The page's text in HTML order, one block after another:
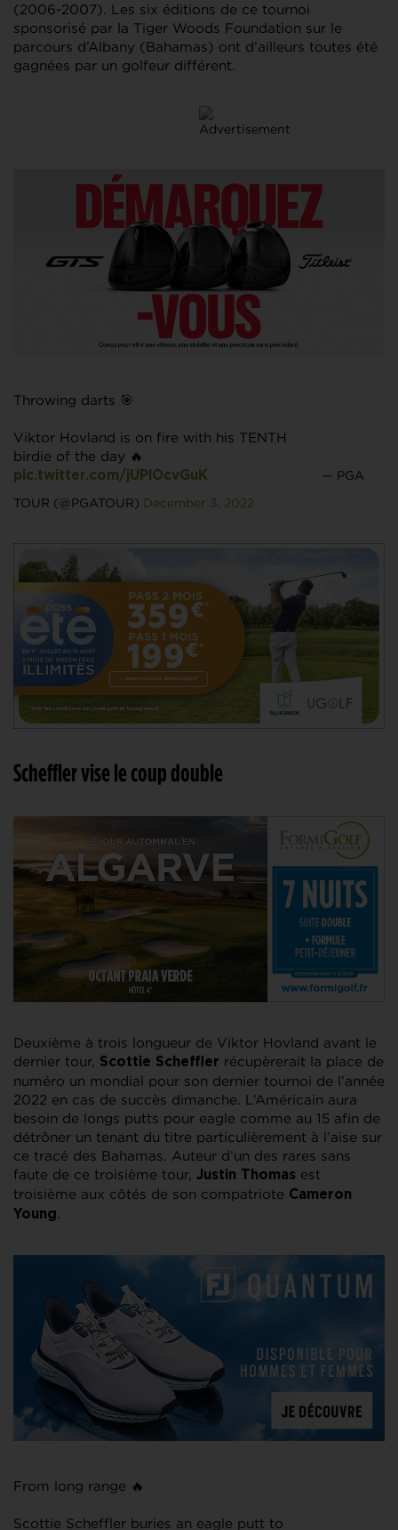
(2006-2007). Les six éditions de ce tournoi
sponsorisé par la Tiger Woods Foundation sur le
parcours d’Albany (Bahamas) ont d’ailleurs toutes été
gagnées par un golfeur différent.
Throwing darts 🎯
Viktor Hovland is on fire with his TENTH
birdie of the day 🔥
pic.twitter.com/jUPlOcvGuK — PGA
TOUR (@PGATOUR) December 3, 2022
Scheffler vise le coup double
Deuxième à trois longueur de Viktor Hovland avant le
dernier tour, Scottie Scheffler récupèrerait la place de
numéro un mondial pour son dernier tournoi de l’année
2022 en cas de succès dimanche. L’Américain aura
besoin de longs putts pour eagle comme au 15 afin de
détrôner un tenant du titre particulièrement à l’aise sur
ce tracé des Bahamas. Auteur d’un des rares sans
faute de ce troisième tour, Justin Thomas est
troisième aux côtés de son compatriote Cameron
Young.
From long range 🔥
Scottie Scheffler buries an eagle putt to